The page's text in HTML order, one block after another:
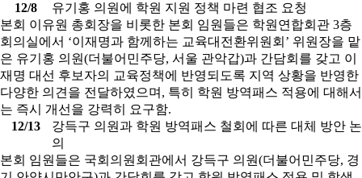
12/8
유기홍 의원에 학원 지원 정책 마련 협조 요청
본회 이유원 총회장을 비롯한 본회 임원들은 학원연합회관 3층
회의실에서 ‘이재명과 함께하는 교육대전환위원회’ 위원장을 맡
은 유기홍 의원(더불어민주당, 서울 관악갑)과 간담회를 갖고 이
재명 대선 후보자의 교육정책에 반영되도록 지역 상황을 반영한
다양한 의견을 전달하였으며, 특히 학원 방역패스 적용에 대해서
는 즉시 개선을 강력히 요구함.
12/13
강득구 의원과 학원 방역패스 철회에 따른 대체 방안 논
의
본회 임원들은 국회의원회관에서 강득구 의원(더불어민주당, 경